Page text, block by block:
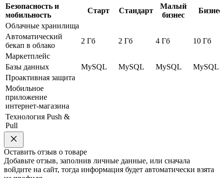
Безопасность и
мобильность
Старт Стандарт
Малый
бизнес
Облачные хранилища
Автоматический
бекап в облако
2 Гб 2 Гб 4 Гб
10 Гб
Маркетплейс
Базы данных
MySQL MySQL MySQL
MySQL
Проактивная защита
Мобильное
приложение
интернет-магазина
Технология Push &
Pull
Оставить отзыв о товаре
Добавьте отзыв, заполнив личные данные, или сначала
войдите на сайт, тогда информация будет автоматически взята